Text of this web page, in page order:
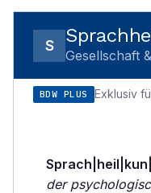
S
Gesellschaft
BDW PLUS Exklusiv
der